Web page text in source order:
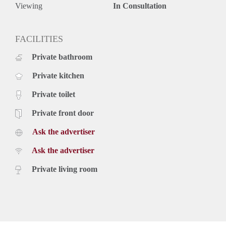
- Beschikbaar per 1 januari 2022.
€ 975,- per maand exclusief g/w/e, kabel tv, en belastingen.
Viewing In Consultation
FACILITIES
Private bathroom
Private kitchen
Private toilet
Private front door
Ask the advertiser
Ask the advertiser
Private living room